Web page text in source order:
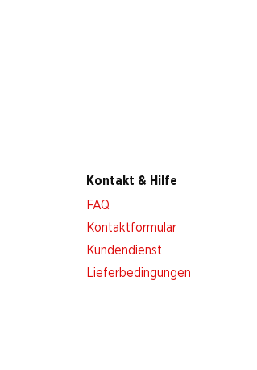
Kontakt & Hilfe
FAQ
Kontaktformular
Kundendienst
Lieferbedingungen